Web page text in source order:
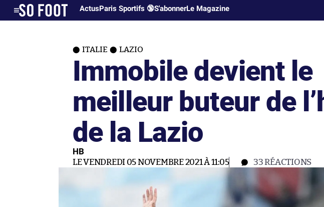
ActusParis Sportifs 🔞S'abonnerLe Magazine
ITALIE LAZIO
Immobile devient le
meilleur buteur de
de la Lazio
HB
LE VENDREDI 05 NOVEMBRE 2021 À 11:05 33RÉACTIONS